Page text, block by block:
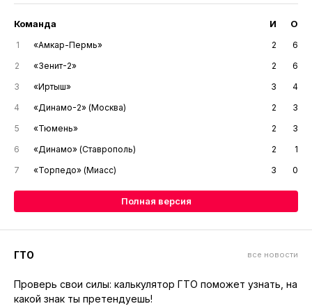
Команда И О
1 «Амкар-Пермь» 2
6
2
«Зенит-2» 2
6
3
«Иртыш» 3
4
4
«Динамо-2» (Москва) 2
3
5
«Тюмень» 2
3
6
«Динамо» (Ставрополь) 2
1
7
«Торпедо» (Миасс) 3 0
Полная версия
ГТО все новости
Проверь свои силы: калькулятор ГТО поможет узнать, на
какой знак ты претендуешь!